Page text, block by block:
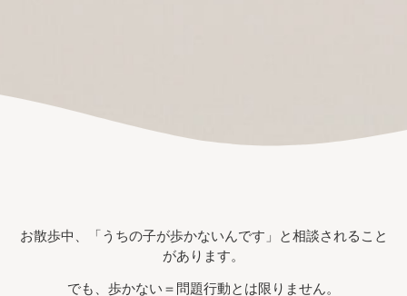
お散歩中、「うちの子が歩かないんです」と相談されること
があります。
でも、歩かない＝問題行動とは限りません。